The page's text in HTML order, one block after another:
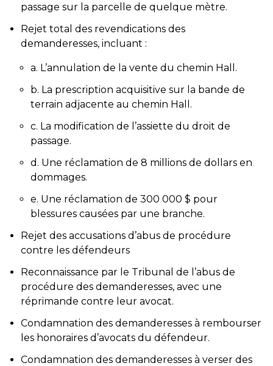
passage sur la parcelle de quelque mètre.
Rejet total des revendications des
demanderesses, incluant :
a. L’annulation de la vente du chemin Hall.
b. La prescription acquisitive sur la bande de
terrain adjacente au chemin Hall.
c. La modification de l’assiette du droit de
passage.
d. Une réclamation de 8 millions de dollars en
dommages.
e. Une réclamation de 300 000 $ pour
blessures causées par une branche.
Rejet des accusations d’abus de procédure
contre les défendeurs
Reconnaissance par le Tribunal de l’abus de
procédure des demanderesses, avec une
réprimande contre leur avocat.
Condamnation des demanderesses à rembourser
les honoraires d’avocats du défendeur.
Condamnation des demanderesses à verser des